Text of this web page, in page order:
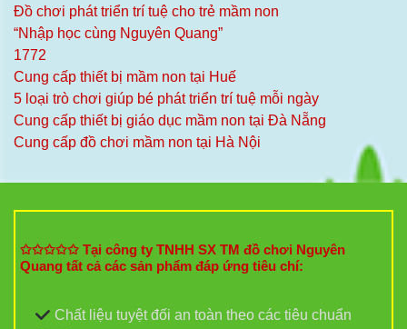
Đồ chơi phát triển trí tuệ cho trẻ mầm non
“Nhập học cùng Nguyên Quang”
1772
Cung cấp thiết bị mầm non tại Huế
5 loại trò chơi giúp bé phát triển trí tuệ mỗi ngày
Cung cấp thiết bị giáo dục mầm non tại Đà Nẵng
Cung cấp đồ chơi mầm non tại Hà Nội
✩✩✩✩✩ Tại công ty TNHH SX TM đồ chơi Nguyên
Quang tất cả các sản phẩm đáp ứng tiêu chí:
Chất liệu tuyệt đối an toàn theo các tiêu chuẩn